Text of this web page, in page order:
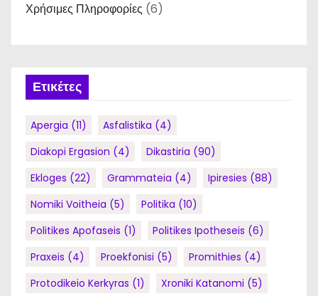
Χρήσιμες Πληροφορίες (6)
Ετικέτες
Apergia (11) Asfalistika (4)
Diakopi Ergasion (4) Dikastiria (90)
Ekloges (22) Grammateia (4) Ipiresies (88)
Nomiki Voitheia (5) Politika (10)
Politikes Apofaseis (1) Politikes Ipotheseis (6)
Praxeis (4) Proekfonisi (5) Promithies (4)
Protodikeio Kerkyras (1) Xroniki Katanomi (5)